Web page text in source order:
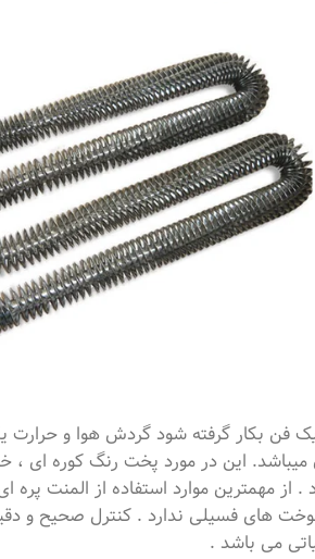
یک فن بکار گرفته شود گردش هوا و
میباشد. این در مورد پخت رنگ کوره
مهمترین موارد استفاده از المنت پره
های فسیلی ندارد . کنترل صحیح و
می باشد .